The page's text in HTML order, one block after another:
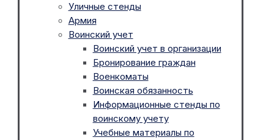
Уличные стенды
Армия
Воинский учет
Воинский учет в организации
Бронирование граждан
Военкоматы
Воинская обязанность
Информационные стенды по
воинскому учету
Учебные материалы по